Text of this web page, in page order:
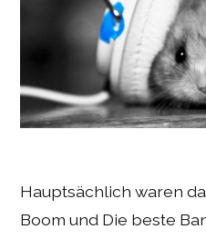
Hauptsächlich waren
Boom und Die beste